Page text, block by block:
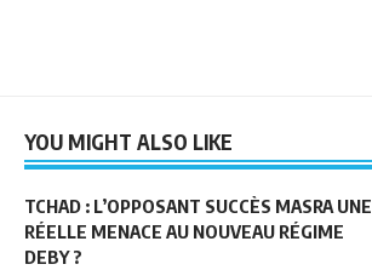
YOU MIGHT ALSO LIKE
TCHAD : L’OPPOSANT SUCCÈS MASRA UNE
RÉELLE MENACE AU NOUVEAU RÉGIME
DEBY ?